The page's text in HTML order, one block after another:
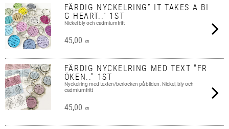
FÄRDIG NYCKELRING” IT TAKES A BI
G HEART..” 1ST
Nickel bly och cadmiumfritt
45,00 KR
FÄRDIG NYCKELRING MED TEXT "FR
ÖKEN.." 1ST
Nyckelring med texten/berlocken på bilden. Nickel, bly och
cadmiumfritt
45,00 KR